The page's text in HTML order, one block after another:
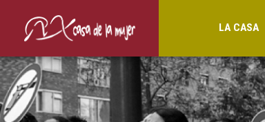
LA CASA